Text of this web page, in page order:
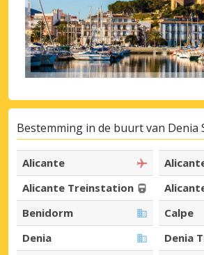
Bestemming in de buurt van Denia
Alicante
Alicante Treinstation
Benidorm
Calpe
Denia
Denia